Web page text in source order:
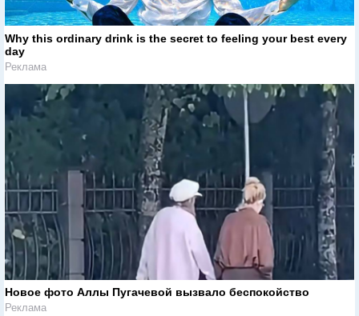
Why this ordinary drink is the secret to feeling your best every
day
Реклама
Новое фото Аллы Пугачевой вызвало беспокойство
Реклама